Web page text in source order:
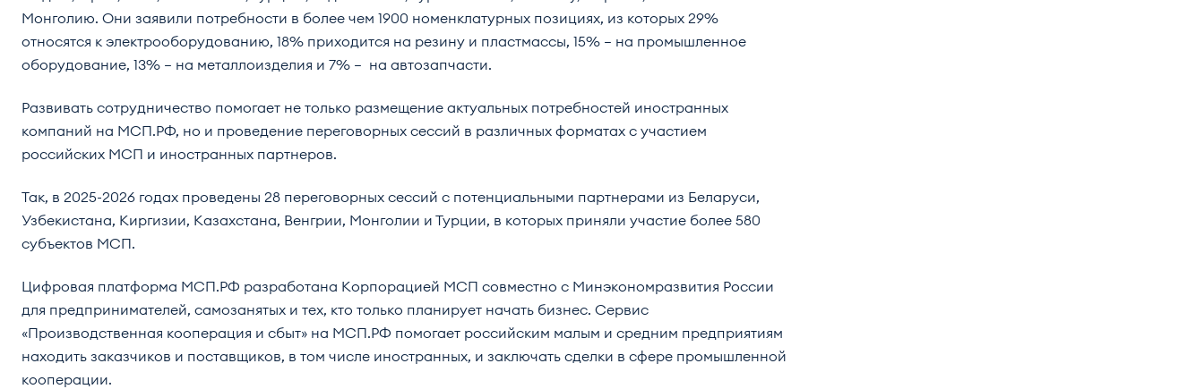
Монголию. Они заявили потребности в более чем 1900 номенклатурных позициях, из которых 29%
относятся к электрооборудованию, 18% приходится на резину и пластмассы, 15% – на промышленное
оборудование, 13% – на металлоизделия и 7% – на автозапчасти.
Развивать сотрудничество помогает не только размещение актуальных потребностей иностранных
компаний на МСП.РФ, но и проведение переговорных сессий в различных форматах с участием
российских МСП и иностранных партнеров.
Так, в 2025-2026 годах проведены 28 переговорных сессий с потенциальными партнерами из Беларуси,
Узбекистана, Киргизии, Казахстана, Венгрии, Монголии и Турции, в которых приняли участие более 580
субъектов МСП.
Цифровая платформа МСП.РФ разработана Корпорацией МСП совместно с Минэкономразвития России
для предпринимателей, самозанятых и тех, кто только планирует начать бизнес. Сервис
«Производственная кооперация и сбыт» на МСП.РФ помогает российским малым и средним предприятиям
находить заказчиков и поставщиков, в том числе иностранных, и заключать сделки в сфере промышленной
кооперации.